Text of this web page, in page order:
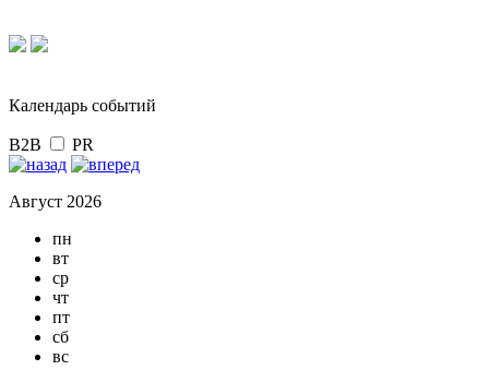
Календарь событий
B2B PR
Август 2026
пн
вт
ср
чт
пт
сб
вс